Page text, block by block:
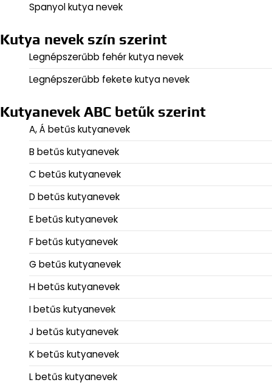
Spanyol kutya nevek
Kutya nevek szín szerint
Legnépszerűbb fehér kutya nevek
Legnépszerűbb fekete kutya nevek
Kutyanevek ABC betűk szerint
A, Á betűs kutyanevek
B betűs kutyanevek
C betűs kutyanevek
D betűs kutyanevek
E betűs kutyanevek
F betűs kutyanevek
G betűs kutyanevek
H betűs kutyanevek
I betűs kutyanevek
J betűs kutyanevek
K betűs kutyanevek
L betűs kutyanevek